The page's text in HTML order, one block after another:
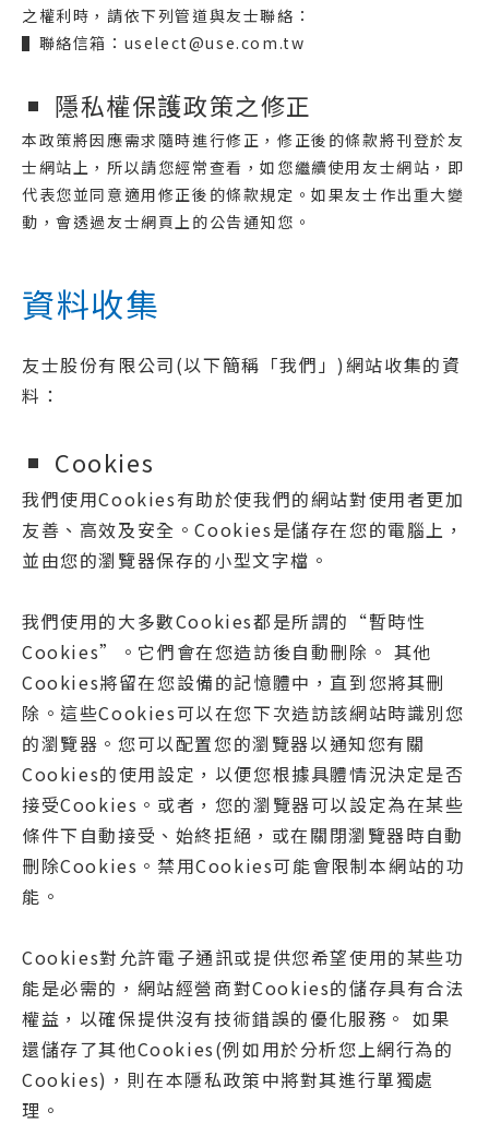
之權利時，請依下列管道與友士聯絡：
▌聯絡信箱：uselect@use.com.tw
隱私權保護政策之修正
本政策將因應需求隨時進行修正，修正後的條款將刊登於友
士網站上，所以請您經常查看，如您繼續使用友士網站，即
代表您並同意適用修正後的條款規定。如果友士作出重大變
動，會透過友士網頁上的公告通知您。
資料收集
友士股份有限公司(以下簡稱「我們」)網站收集的資
料：
Cookies
我們使用Cookies有助於使我們的網站對使用者更加
友善、高效及安全。Cookies是儲存在您的電腦上，
並由您的瀏覽器保存的小型文字檔。
我們使用的大多數Cookies都是所謂的“暫時性
Cookies”。它們會在您造訪後自動刪除。 其他
Cookies將留在您設備的記憶體中，直到您將其刪
除。這些Cookies可以在您下次造訪該網站時識別您
的瀏覽器。您可以配置您的瀏覽器以通知您有關
Cookies的使用設定，以便您根據具體情況決定是否
接受Cookies。或者，您的瀏覽器可以設定為在某些
條件下自動接受、始終拒絕，或在關閉瀏覽器時自動
刪除Cookies。禁用Cookies可能會限制本網站的功
能。
Cookies對允許電子通訊或提供您希望使用的某些功
能是必需的，網站經營商對Cookies的儲存具有合法
權益，以確保提供沒有技術錯誤的優化服務。 如果
還儲存了其他Cookies(例如用於分析您上網行為的
Cookies)，則在本隱私政策中將對其進行單獨處
理。